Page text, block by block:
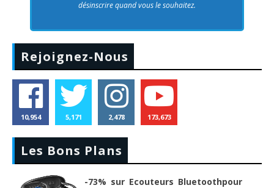
désinscrire quand vous le souhaitez.
Rejoignez-Nous
10,954 5,171 2,478 173,673
Les Bons Plans
-73% sur Ecouteurs Bluetoothpour